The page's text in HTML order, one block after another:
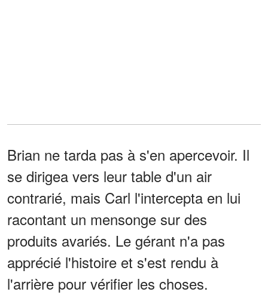
Brian ne tarda pas à s'en apercevoir. Il
se dirigea vers leur table d'un air
contrarié, mais Carl l'intercepta en lui
racontant un mensonge sur des
produits avariés. Le gérant n'a pas
apprécié l'histoire et s'est rendu à
l'arrière pour vérifier les choses.